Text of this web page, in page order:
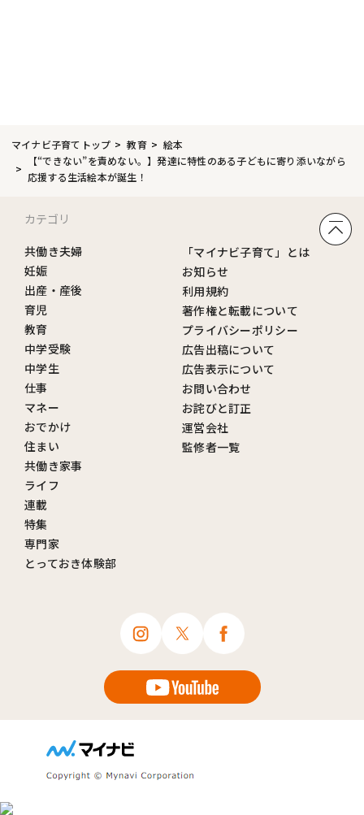
マイナビ子育てトップ 教育
絵本
【“できない”を責めない。】発達に特性のある子どもに寄り添いながら
応援する生活絵本が誕生！
カテゴリ
共働き夫婦
妊娠
出産・産後
育児
教育
中学受験
中学生
仕事
マネー
おでかけ
住まい
共働き家事
ライフ
連載
特集
専門家
とっておき体験部
「マイナビ子育て」とは
お知らせ
利用規約
著作権と転載について
プライバシーポリシー
広告出稿について
広告表示について
お問い合わせ
お詫びと訂正
運営会社
監修者一覧